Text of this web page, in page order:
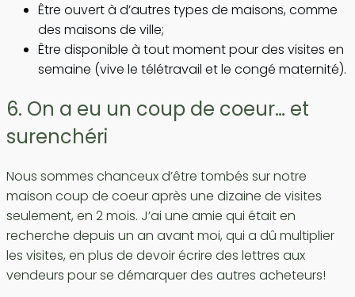
Être ouvert à d’autres types de maisons, comme
des maisons de ville;
Être disponible à tout moment pour des visites en
semaine (vive le télétravail et le congé maternité).
6. On a eu un coup de coeur… et
surenchéri
Nous sommes chanceux d’être tombés sur notre
maison coup de coeur après une dizaine de visites
seulement, en 2 mois. J’ai une amie qui était en
recherche depuis un an avant moi, qui a dû multiplier
les visites, en plus de devoir écrire des lettres aux
vendeurs pour se démarquer des autres acheteurs!